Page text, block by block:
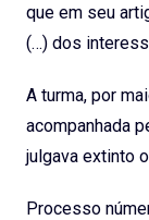
que em seu
(…) dos
A turma, por
acompanhada
julgava extinto
Processo